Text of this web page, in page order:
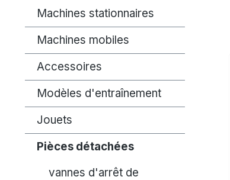
Machines stationnaires
Machines mobiles
Accessoires
Modèles d'entraînement
Jouets
Pièces détachées
vannes d'arrêt de